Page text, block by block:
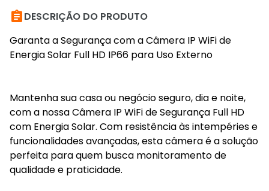
DESCRIÇÃO DO PRODUTO
Garanta a Segurança com a Câmera IP WiFi de
Energia Solar Full HD IP66 para Uso Externo
Mantenha sua casa ou negócio seguro, dia e noite,
com a nossa Câmera IP WiFi de Segurança Full HD
com Energia Solar. Com resistência às intempéries e
funcionalidades avançadas, esta câmera é a solução
perfeita para quem busca monitoramento de
qualidade e praticidade.